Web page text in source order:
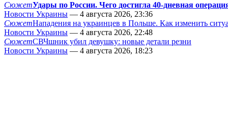
СюжетУдары по России. Чего достигла 40-дневная
Новости Украины — 4 августа 2026, 23:36
СюжетНападения на украинцев в Польше. Как изменить
Новости Украины — 4 августа 2026, 22:48
СюжетСВЧшник убил девушку: новые детали резни
Новости Украины — 4 августа 2026, 18:23